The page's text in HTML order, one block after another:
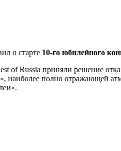
о старте 10-го юбилейного
of Russia приняли решение
полно отражающей